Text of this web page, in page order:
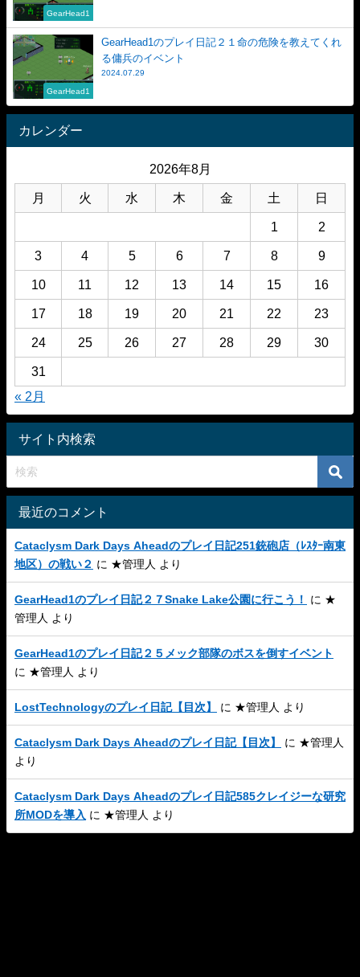
GearHead1
GearHead1
GearHead1のプレイ日記２１命の危険を教えてくれ
る傭兵のイベント
2024.07.29
カレンダー
2026年8月
月 火 水 木 金 土 日
1 2
3 4 5 6 7 8 9
10 11 12 13 14 15 16
17 18 19 20 21 22 23
24 25 26 27 28 29 30
31
« 2月
サイト内検索
最近のコメント
Cataclysm Dark Days Aheadのプレイ日記251銃砲店（ﾚｽﾀｰ南東
地区）の戦い２ に ★管理人 より
GearHead1のプレイ日記２７Snake Lake公園に行こう！ に ★
管理人
より
GearHead1のプレイ日記２５メック部隊のボスを倒すイベント
に ★管理人 より
LostTechnologyのプレイ日記【目次】 に ★管理人 より
Cataclysm Dark Days Aheadのプレイ日記【目次】 に ★管理人
より
Cataclysm Dark Days Aheadのプレイ日記585クレイジーな研究
所MODを導入 に ★管理人 より